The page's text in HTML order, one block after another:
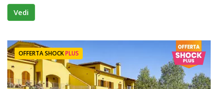
Vedi
OFFERTA SHOCKPLUS